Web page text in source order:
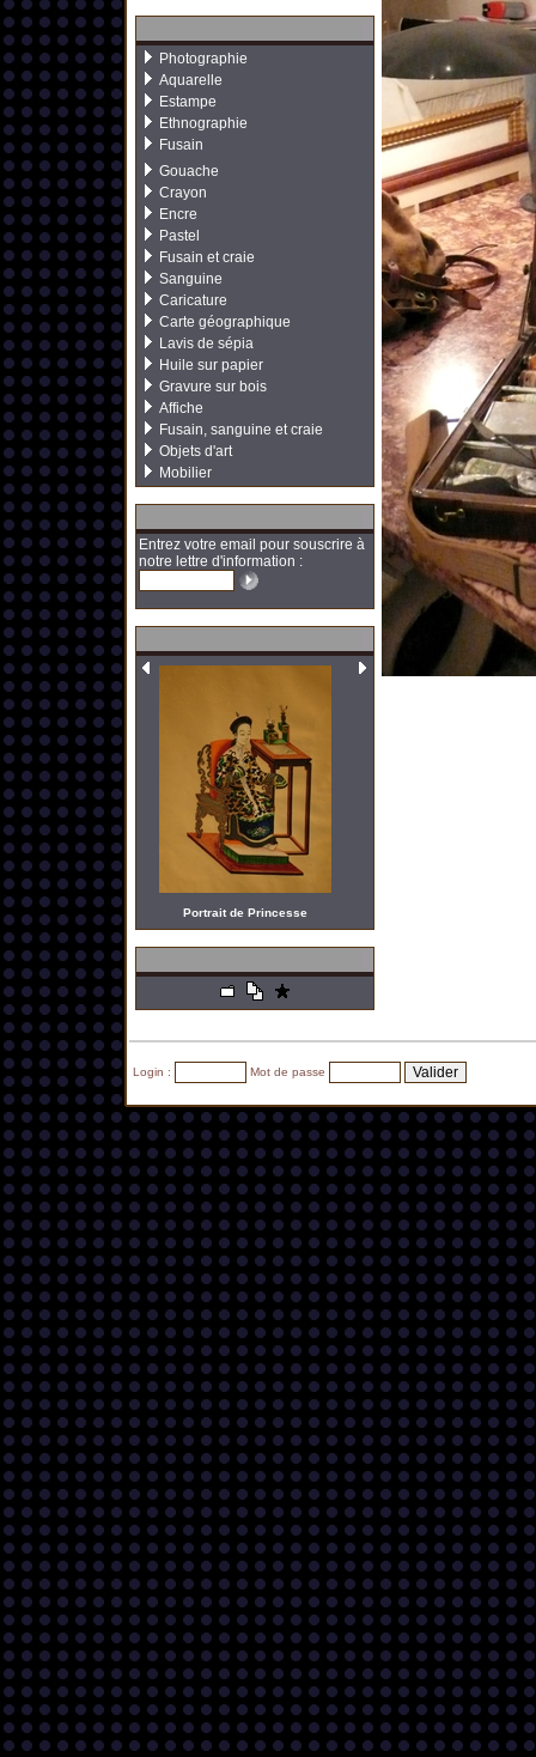
Photographie
Aquarelle
Estampe
Ethnographie
Fusain
Gouache
Crayon
Encre
Pastel
Fusain et craie
Sanguine
Caricature
Carte géographique
Lavis de sépia
Huile sur papier
Gravure sur bois
Affiche
Fusain, sanguine et craie
Objets d'art
Mobilier
Entrez votre email pour souscrire à
notre lettre d'information :
Portrait de Princesse
Login : Mot de passe